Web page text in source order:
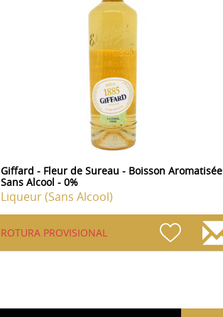
Giffard - Fleur de Sureau - Boisson Aromatisée
Sans Alcool - 0%
Liqueur (Sans Alcool)
ROTURA PROVISIONAL